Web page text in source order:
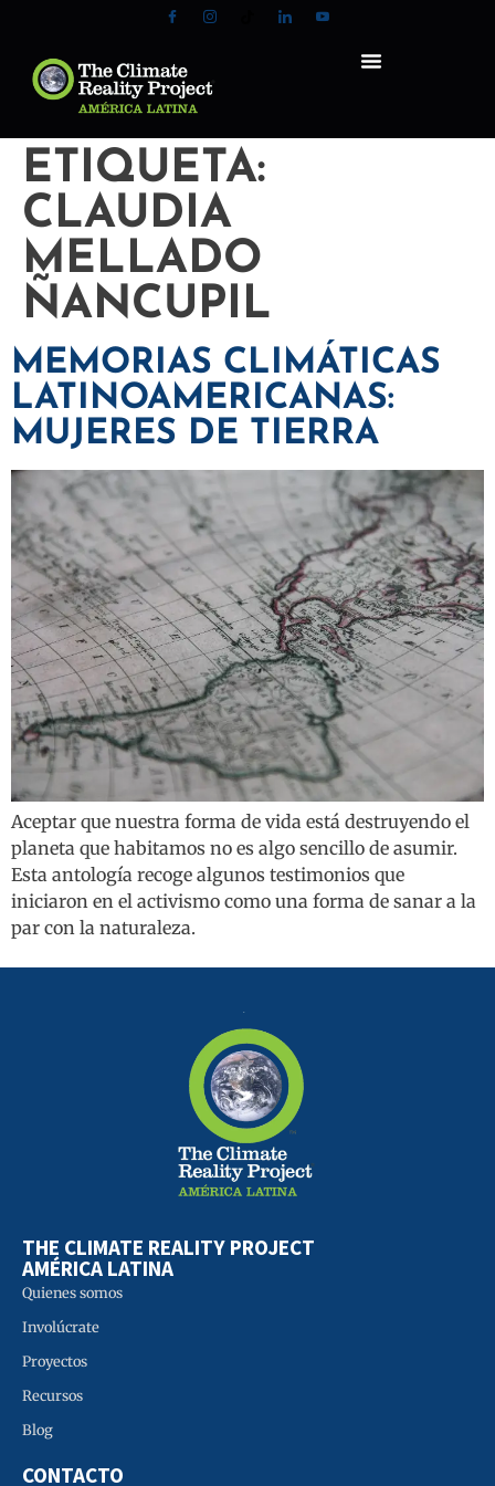
ETIQUETA:
CLAUDIA
MELLADO
ÑANCUPIL
MEMORIAS CLIMÁTICAS
LATINOAMERICANAS:
MUJERES DE TIERRA
Aceptar que nuestra forma de vida está destruyendo el
planeta que habitamos no es algo sencillo de asumir.
Esta antología recoge algunos testimonios que
iniciaron en el activismo como una forma de sanar a la
par con la naturaleza.
THE CLIMATE REALITY PROJECT
AMÉRICA LATINA
Quienes somos
Involúcrate
Proyectos
Recursos
Blog
CONTACTO